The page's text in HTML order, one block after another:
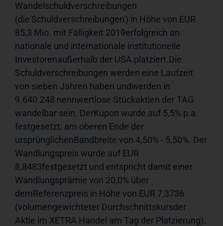
Wandelschuldverschreibungen
(die'Schuldverschreibungen') in Höhe von EUR
85,3 Mio. mit Fälligkeit 2019erfolgreich an
nationale und internationale institutionelle
Investorenaußerhalb der USA platziert.Die
Schuldverschreibungen werden eine Laufzeit
von sieben Jahren haben undwerden in
9.640.248 nennwertlose Stückaktien der TAG
wandelbar sein. DerKupon wurde auf 5,5% p.a.
festgesetzt, am oberen Ende der
ursprünglichenBandbreite von 4,50% - 5,50%. Der
Wandlungspreis wurde auf EUR
8,8483festgesetzt und entspricht damit einer
Wandlungsprämie von 20,0% über
demReferenzpreis in Höhe von EUR 7,3736
(volumengewichteter Durchschnittskursder
Aktie im XETRA Handel am Tag der Platzierung).